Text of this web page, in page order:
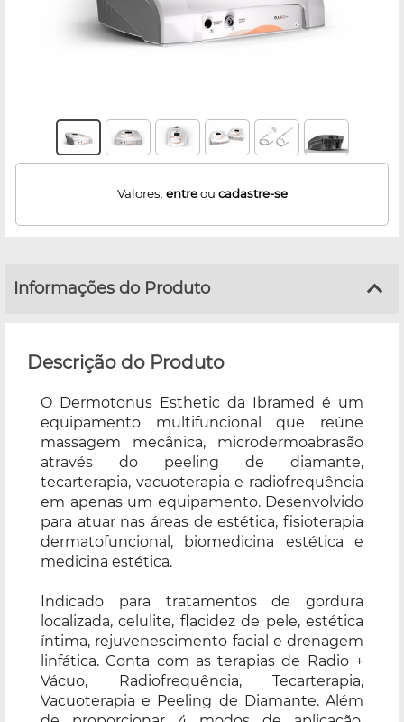
Valores: entreou cadastre-se
Informações do Produto
Descrição do Produto
O Dermotonus Esthetic da Ibramed é um
equipamento multifuncional que reúne
massagem mecânica, microdermoabrasão
através do peeling de diamante,
tecarterapia, vacuoterapia e radiofrequência
em apenas um equipamento. Desenvolvido
para atuar nas áreas de estética, fisioterapia
dermatofuncional, biomedicina estética e
medicina estética.
Indicado para tratamentos de gordura
localizada, celulite, flacidez de pele, estética
íntima, rejuvenescimento facial e drenagem
linfática. Conta com as terapias de Radio +
Vácuo, Radiofrequência, Tecarterapia,
Vacuoterapia e Peeling de Diamante. Além